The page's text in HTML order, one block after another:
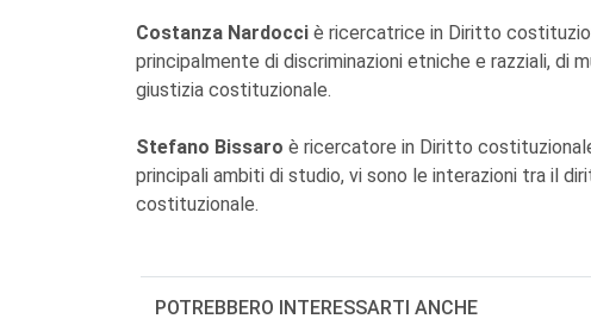
Costanza Nardocci è ricercatrice in Diritto
principalmente di discriminazioni etniche e razziali, di
giustizia costituzionale.
Stefano Bissaro è ricercatore in Diritto
principali ambiti di studio, vi sono le interazioni tra il
costituzionale.
POTREBBERO INTERESSARTI ANCHE